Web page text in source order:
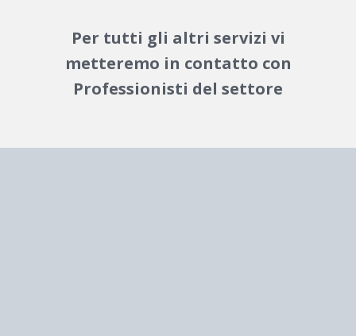
Per tutti gli altri servizi vi
metteremo in contatto con
Professionisti del settore